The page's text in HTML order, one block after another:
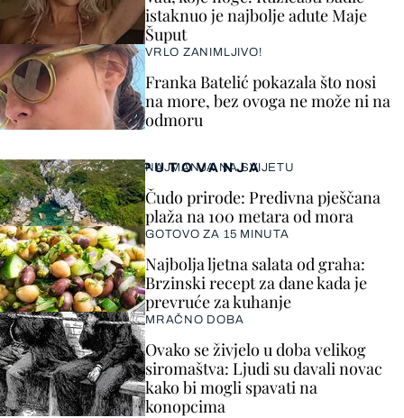
istaknuo je najbolje adute Maje
Šuput
VRLO ZANIMLJIVO!
Franka Batelić pokazala što nosi
na more, bez ovoga ne može ni na
odmoru
PUTOVANJA
NAJMANJA NA SVIJETU
Čudo prirode: Predivna pješčana
plaža na 100 metara od mora
GOTOVO ZA 15 MINUTA
Najbolja ljetna salata od graha:
Brzinski recept za dane kada je
prevruće za kuhanje
MRAČNO DOBA
Ovako se živjelo u doba velikog
siromaštva: Ljudi su davali novac
kako bi mogli spavati na
konopcima